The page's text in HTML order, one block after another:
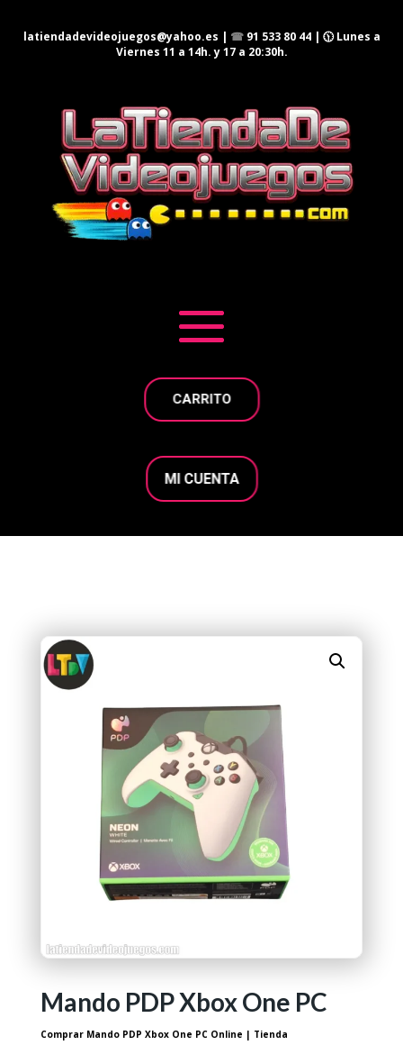
latiendadevideojuegos@yahoo.es | ☎ 91 533 80 44| 🕦 Lunes a
Viernes 11 a 14h. y 17 a 20:30h.
CARRITO
MI CUENTA
Mando PDP Xbox One PC
Comprar Mando PDP Xbox One PC Online | Tienda